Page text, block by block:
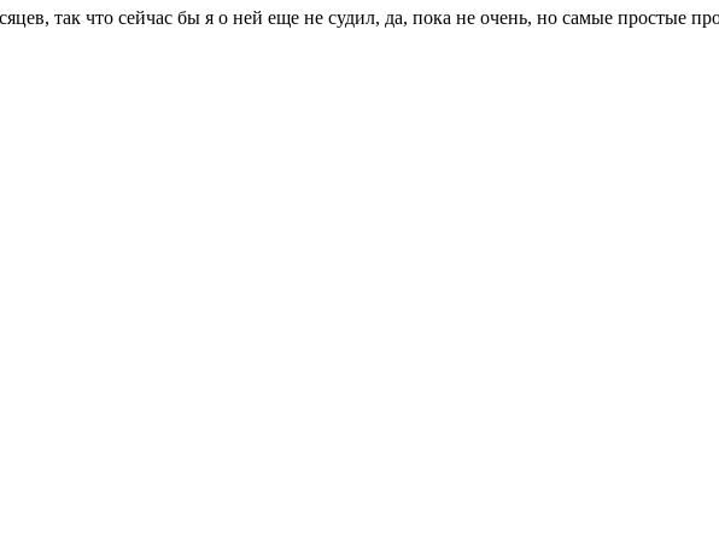
так что сейчас бы я о ней еще не судил, да, пока не очень, но самые простые